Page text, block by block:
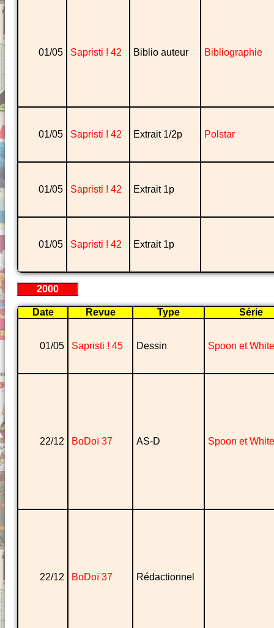
01/05 Sapristi ! 42 Biblio auteur Bibliographie
01/05 Sapristi ! 42 Extrait 1/2p Polstar
01/05 Sapristi ! 42 Extrait 1p
01/05 Sapristi ! 42 Extrait 1p
2000
Date Revue Type Série
01/05 Sapristi ! 45 Dessin Spoon et White
22/12 BoDoï 37 AS-D Spoon et White
22/12 BoDoï 37 Rédactionnel